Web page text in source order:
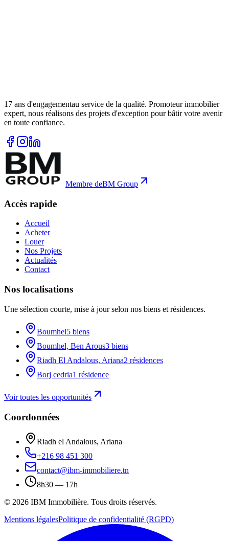
17 ans d'engagementau service de la qualité. Promoteur immobilier
expert, nous réalisons des projets d'exception pour bâtir votre avenir
en toute confiance.
Membre deBM Group
Accès rapide
Accueil
Acheter
Louer
Nos Projets
Actualités
Contact
Nos localisations
Une sélection courte, mise à jour selon nos biens et résidences.
Boumhel5 biens
Boumhel, Ben Arous3 biens
Riadh El Andalous, Ariana2 résidences
Borj cedria1 résidence
Voir toutes les opportunités
Coordonnées
Riadh el Andalous, Ariana
+216 98 451 300
contact@ibm-immobiliere.tn
8h30 — 17h
© 2026 IBM Immobilière. Tous droits réservés.
Mentions légalesPolitique de confidentialité (RGPD)